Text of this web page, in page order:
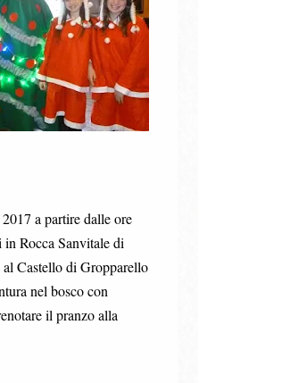
a partire dalle ore
Rocca Sanvitale di
Castello di Gropparello
nel bosco con
il pranzo alla